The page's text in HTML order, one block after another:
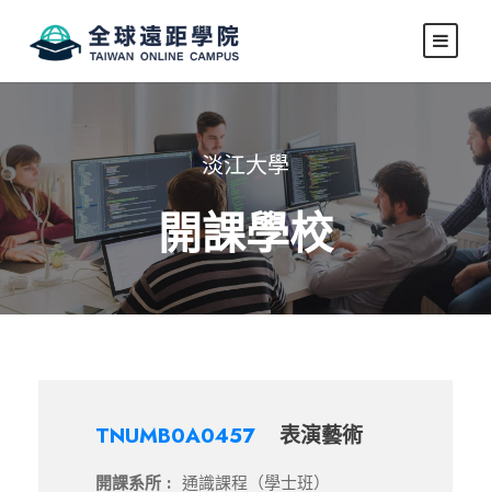
淡江大學
開課學校
TNUMB0A0457 表演藝術
開課系所 : 通識課程（學士班）